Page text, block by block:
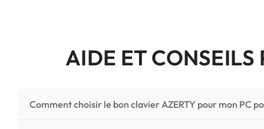
AIDE ET CONSEILS
Comment choisir le bon clavier AZERTY pour mon PC